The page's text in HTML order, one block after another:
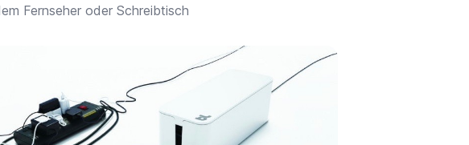
Fernseher oder Schreibtisch